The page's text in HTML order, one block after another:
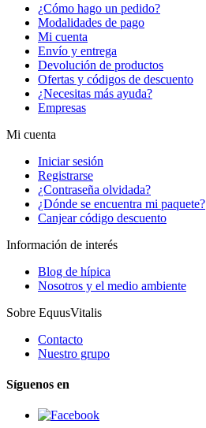
¿Cómo hago un pedido?
Modalidades de pago
Mi cuenta
Envío y entrega
Devolución de productos
Ofertas y códigos de descuento
¿Necesitas más ayuda?
Empresas
Mi cuenta
Iniciar sesión
Registrarse
¿Contraseña olvidada?
¿Dónde se encuentra mi paquete?
Canjear código descuento
Información de interés
Blog de hípica
Nosotros y el medio ambiente
Sobre EquusVitalis
Contacto
Nuestro grupo
Síguenos en